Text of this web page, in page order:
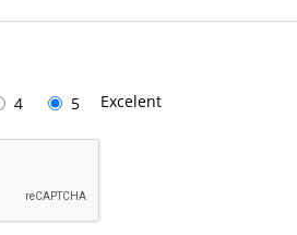
4 5 Excelent